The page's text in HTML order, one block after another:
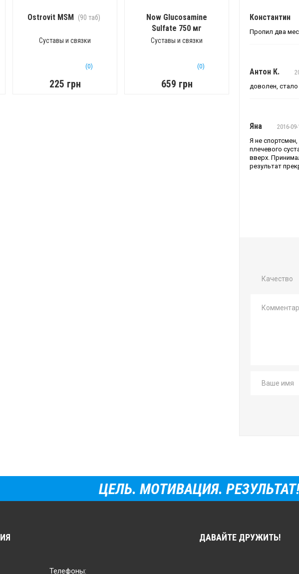
Ostrovit MSM (90 таб)
Суставы и связки
(0)
225 грн
Now Glucosamine
Sulfate 750 мг
(120 капс)
Суставы и связки
(0)
659 грн
Константин
Пропил два
Антон К.
доволен, стало
Яна
2016-
Я не
плечевого
вверх.
результат
Качество
ЦЕЛЬ. МОТИВАЦИЯ.
Телефоны:
ДАВАЙТЕ ДРУЖИТЬ!